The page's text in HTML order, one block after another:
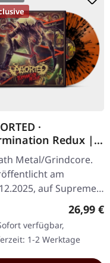
·
Redux |
BLACK
LP
Metal/Grindcore.
am
auf Supreme
Vinyl mit
Splattern -
Splatter Vinyl".…
26,99 €
verfügbar,
1-2 Werktage